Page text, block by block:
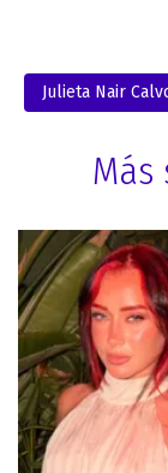
Julieta Nair
Más